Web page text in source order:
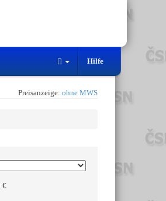
Hilfe
Preisanzeige: ohne MWS
€